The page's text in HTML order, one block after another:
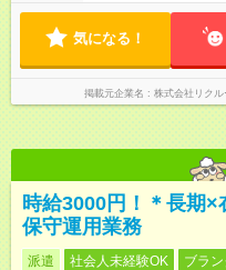
気になる！
掲載元企業名 株式会社リク
時給3000円！＊長期
保守運用業務
派遣 社会人未経験OK ブラ